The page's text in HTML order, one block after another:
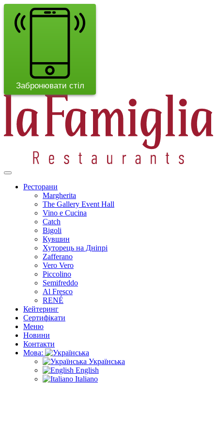
Забронювати стіл
Ресторани
Margherita
The Gallery Event Hall
Vino e Cucina
Catch
Bigoli
Кувшин
Хуторець на Дніпрі
Zafferano
Vero Vero
Piccolino
Semifreddo
Al Fresco
RENÉ
Кейтеринг
Сертифікати
Меню
Новини
Контакти
Мова:
Українська
English
Italiano